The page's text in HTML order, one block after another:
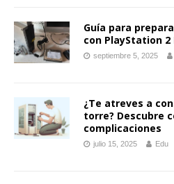
Guía para
con PlayStation 2
septiembre 5, 2025
¿Te atreves a
torre? Descubre
complicaciones
julio 15, 2025 Edu